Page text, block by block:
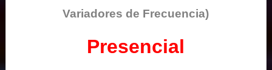
Variadores de Frecuencia)
Presencial